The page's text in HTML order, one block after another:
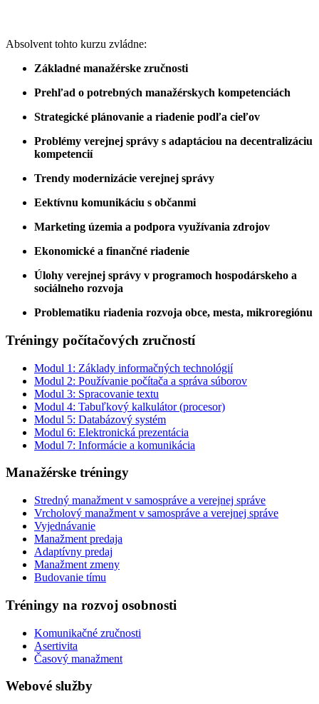
Absolvent tohto kurzu zvládne:
Základné manažérske zručnosti
Prehľad o potrebných manažérskych kompetenciách
Strategické plánovanie a riadenie podľa cieľov
Problémy verejnej správy s adaptáciou na decentralizáciu
kompetencií
Trendy modernizácie verejnej správy
Eektívnu komunikáciu s občanmi
Marketing územia a podpora využívania zdrojov
Ekonomické a finančné riadenie
Úlohy verejnej správy v programoch hospodárskeho a
sociálneho rozvoja
Problematiku riadenia rozvoja obce, mesta, mikroregiónu
Tréningy počítačových zručností
Modul 1: Základy informačných technológií
Modul 2: Používanie počítača a správa súborov
Modul 3: Spracovanie textu
Modul 4: Tabuľkový kalkulátor (procesor)
Modul 5: Databázový systém
Modul 6: Elektronická prezentácia
Modul 7: Informácie a komunikácia
Manažérske tréningy
Stredný manažment v samospráve a verejnej správe
Vrcholový manažment v samospráve a verejnej správe
Vyjednávanie
Manažment predaja
Adaptívny predaj
Manažment zmeny
Budovanie tímu
Tréningy na rozvoj osobnosti
Komunikačné zručnosti
Asertivita
Časový manažment
Webové služby